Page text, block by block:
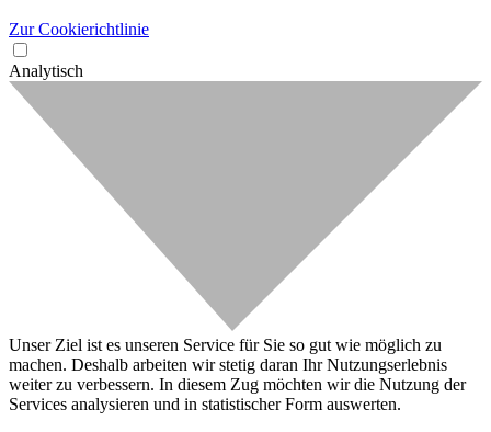
Zur Cookierichtlinie
Analytisch
Unser Ziel ist es unseren Service für Sie so gut wie möglich zu
machen. Deshalb arbeiten wir stetig daran Ihr Nutzungserlebnis
weiter zu verbessern. In diesem Zug möchten wir die Nutzung der
Services analysieren und in statistischer Form auswerten.